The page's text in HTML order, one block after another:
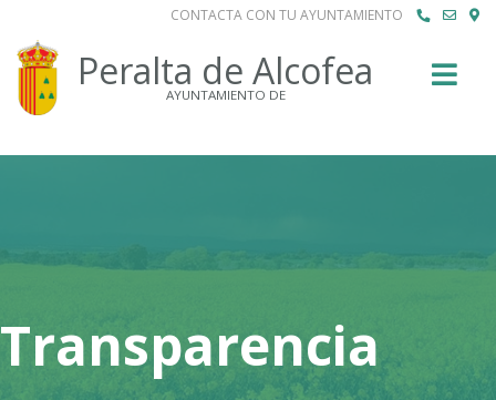
CONTACTA CON TU AYUNTAMIENTO
Peralta de Alcofea
AYUNTAMIENTO DE
Transparencia